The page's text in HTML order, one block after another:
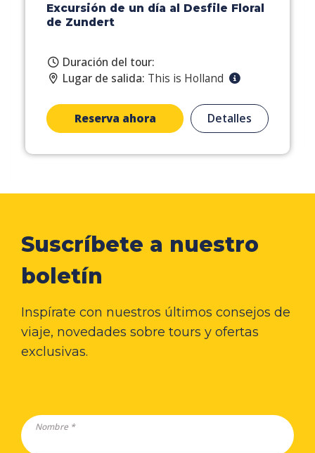
Excursión de un día al Desfile Floral
de Zundert
Duración del tour:
Lugar de salida: This is Holland
Reserva ahora Detalles
Suscríbete a nuestro
boletín
Inspírate con nuestros últimos consejos de
viaje, novedades sobre tours y ofertas
exclusivas.
Nombre *